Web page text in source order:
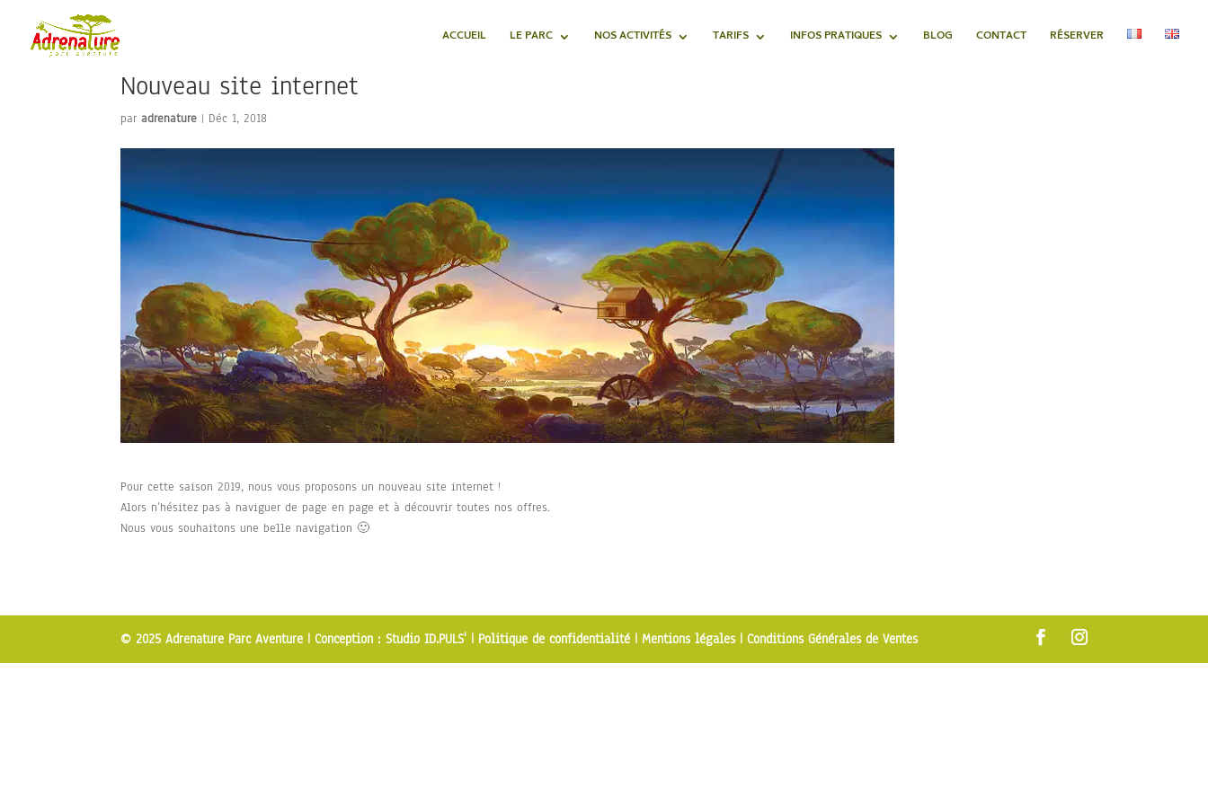
ACCUEIL LE PARC NOS ACTIVITÉS TARIFS INFOS PRATIQUES BLOG CONTACT RÉSERVER
Nouveau site internet
paradrenature | Déc 1, 2018
Pour cette saison 2019, nous vous proposons un nouveau site internet !
Alors n’hésitez pas à naviguer de page en page et à découvrir toutes nos offres.
Nous vous souhaitons une belle navigation 🙂
© 2025 Adrenature Parc Aventure |Conception : Studio ID.PULS' | Politique de confidentialité | Mentions légales|Conditions Générales de Ventes